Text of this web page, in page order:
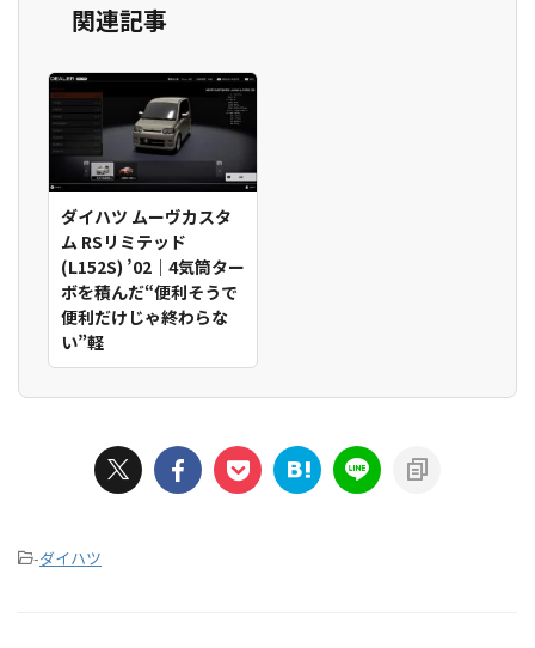
関連記事
ダイハツ ムーヴカスタ
ム RSリミテッド
(L152S) ’02｜4気筒ター
ボを積んだ“便利そうで
便利だけじゃ終わらな
い”軽
-ダイハツ